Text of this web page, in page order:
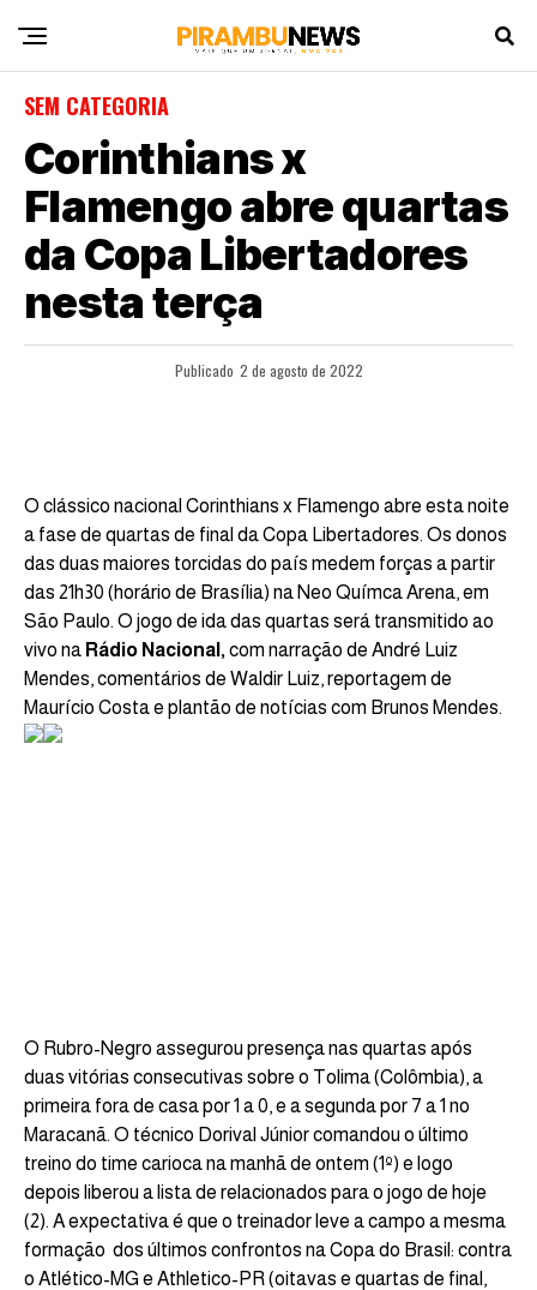
SEM CATEGORIA
Corinthians x
Flamengo abre quartas
da Copa Libertadores
nesta terça
Publicado 2 de agosto de 2022
O clássico nacional Corinthians x Flamengo abre esta noite
a fase de quartas de final da Copa Libertadores. Os donos
das duas maiores torcidas do país medem forças a partir
das 21h30 (horário de Brasília) na Neo Químca Arena, em
São Paulo. O jogo de ida das quartas será transmitido ao
vivo na Rádio Nacional, com narração de André Luiz
Mendes, comentários de Waldir Luiz, reportagem de
Maurício Costa e plantão de notícias com Brunos Mendes.
O Rubro-Negro assegurou presença nas quartas após
duas vitórias consecutivas sobre o Tolima (Colômbia), a
primeira fora de casa por 1 a 0, e a segunda por 7 a 1 no
Maracanã. O técnico Dorival Júnior comandou o último
treino do time carioca na manhã de ontem (1º) e logo
depois liberou a lista de relacionados para o jogo de hoje
(2). A expectativa é que o treinador leve a campo a mesma
formação dos últimos confrontos na Copa do Brasil: contra
o Atlético-MG e Athletico-PR (oitavas e quartas de final,